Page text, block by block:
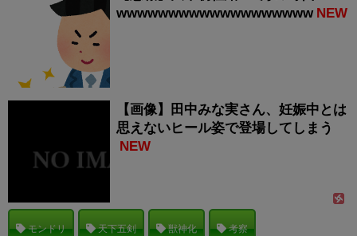
wwwwwwwwwwwwwwwwwww NEW
【画像】田中みな実さん、妊娠中とは
思えないヒール姿で登場してしまう
NEW
モンドリ 天下五剣 獣神化 考察